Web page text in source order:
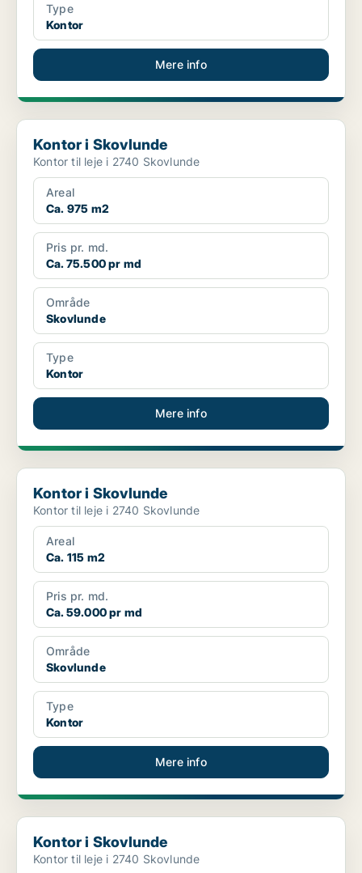
Type
Kontor
Mere info
Kontor i Skovlunde
Kontor i Skovlunde
Kontor til leje i 2740 Skovlunde
Areal
Ca. 975 m2
Pris pr. md.
Ca. 75.500 pr md
Område
Skovlunde
Type
Kontor
Mere info
Kontor i Skovlunde
Kontor i Skovlunde
Kontor til leje i 2740 Skovlunde
Areal
Ca. 115 m2
Pris pr. md.
Ca. 59.000 pr md
Område
Skovlunde
Type
Kontor
Mere info
Kontor i Skovlunde
Kontor i Skovlunde
Kontor til leje i 2740 Skovlunde